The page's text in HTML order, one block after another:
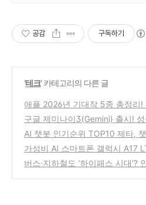
공감 구독하기
'테크' 카테고리의 다른 글
애플 2026년 기대작 5종 총정리!
폰부터 홈 카메라 까지
(1)
구글 제미나이3(Gemini) 출시! 성
정리
(0)
AI 챗봇 인기순위 TOP10 제타,
퍼플렉시티 순위는?
(0)
가성비 AI 스마트폰 갤럭시 A17
도폰으로 좋은 이유는?
(0)
버스·지하철도 ‘하이패스 시대’?